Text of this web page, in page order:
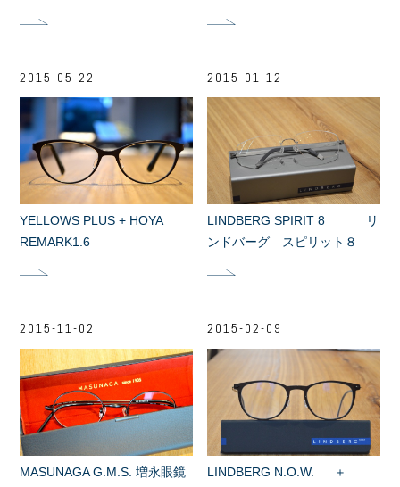
2015-05-22
YELLOWS PLUS + HOYA
REMARK1.6
2015-01-12
LINDBERG SPIRIT 8 リ
ンドバーグ スピリット８
2015-11-02
MASUNAGA G.M.S. 増永眼鏡
2015-02-09
LINDBERG N.O.W. ＋